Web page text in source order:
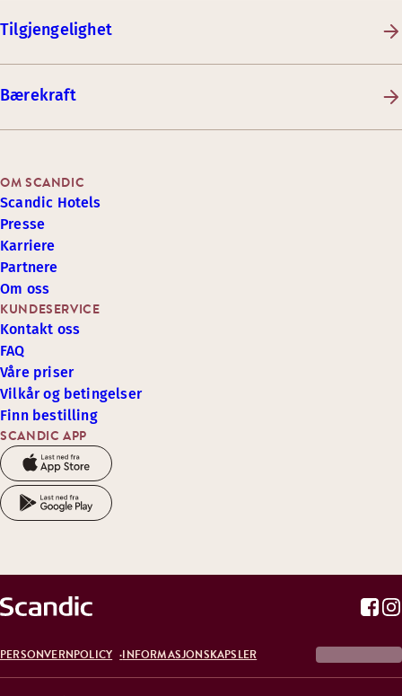
Tilgjengelighet
Bærekraft
SCANDIC APP
KUNDESERVICE
Kontakt oss
FAQ
Våre priser
Vilkår og betingelser
Finn bestilling
OM SCANDIC
Scandic Hotels
Presse
Karriere
Partnere
Om oss
PERSONVERNPOLICY INFORMASJONSKAPSLER